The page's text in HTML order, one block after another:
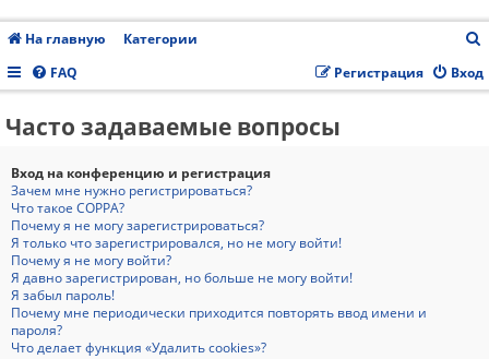
На главную Категории
FAQ Вход
Регистрация
Часто задаваемые вопросы
Вход на конференцию и регистрация
Зачем мне нужно регистрироваться?
Что такое COPPA?
Почему я не могу зарегистрироваться?
Я только что зарегистрировался, но не могу войти!
Почему я не могу войти?
Я давно зарегистрирован, но больше не могу войти!
Я забыл пароль!
Почему мне периодически приходится повторять ввод имени и
пароля?
Что делает функция «Удалить cookies»?